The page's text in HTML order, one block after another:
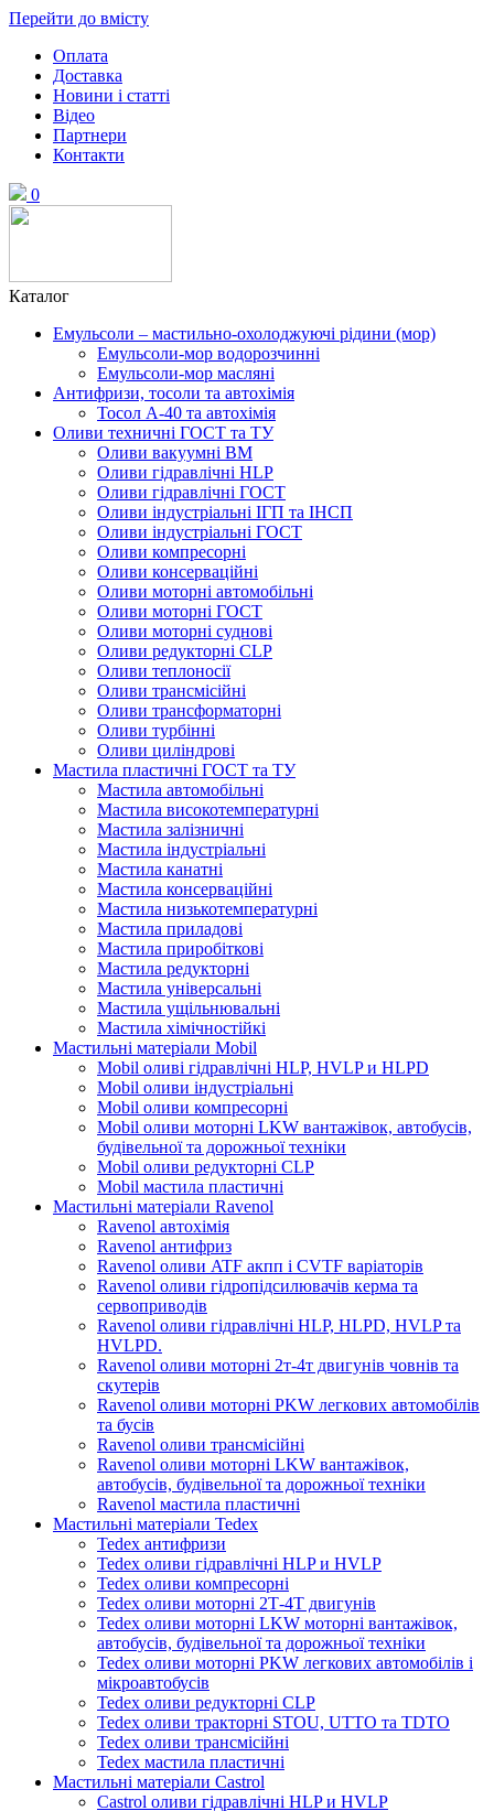
Перейти до вмісту
Оплата
Доставка
Новини і статті
Відео
Партнери
Контакти
0
Каталог
Емульсоли – мастильно-охолоджуючі рідини (мор)
Емульсоли-мор водорозчинні
Емульсоли-мор масляні
Антифризи, тосоли та автохімія
Тосол А-40 та автохімія
Оливи техничні ГОСТ та ТУ
Оливи вакуумні ВМ
Оливи гідравлічні HLP
Оливи гідравлічні ГОСТ
Оливи індустріальні ІГП та ІНСП
Оливи індустріальні ГОСТ
Оливи компресорні
Оливи консерваційні
Оливи моторні автомобільні
Оливи моторні ГОСТ
Оливи моторні суднові
Оливи редукторні CLP
Оливи теплоносії
Оливи трансмісійні
Оливи трансформаторні
Оливи турбінні
Оливи циліндрові
Мастила пластичні ГОСТ та ТУ
Мастила автомобільні
Мастила високотемпературні
Мастила залізничні
Мастила індустріальні
Мастила канатні
Мастила консерваційні
Мастила низькотемпературні
Мастила приладові
Мастила приробіткові
Мастила редукторні
Мастила універсальні
Мастила ущільнювальні
Мастила хімічностійкі
Мастильні матеріали Mobil
Mobil оливі гідравлічні HLP, HVLP и HLPD
Mobil оливи індустріальні
Mobil оливи компресорні
Mobil оливи моторні LKW вантажівок, автобусів,
будівельної та дорожньої техніки
Mobil оливи редукторні CLP
Mobil мастила пластичні
Мастильні матеріали Ravenol
Ravenol автохімія
Ravenol антифриз
Ravenol оливи ATF акпп і CVTF варіаторів
Ravenol оливи гідропідсилювачів керма та
сервоприводів
Ravenol оливи гідравлічні HLP, HLPD, HVLP та
HVLPD.
Ravenol оливи моторні 2т-4т двигунів човнів та
скутерів
Ravenol оливи моторні PKW легкових автомобілів
та бусів
Ravenol оливи трансмісійні
Ravenol оливи моторні LKW вантажівок,
автобусів, будівельної та дорожньої техніки
Ravenol мастила пластичні
Мастильні матеріали Tedex
Tedex антифризи
Tedex оливи гідравлічні HLP и HVLP
Tedex оливи компресорні
Tedex оливи моторні 2Т-4Т двигунів
Tedex оливи моторні LKW моторні вантажівок,
автобусів, будівельної та дорожньої техніки
Tedex оливи моторні PKW легкових автомобілів і
мікроавтобусів
Tedex оливи редукторні CLP
Tedex оливи тракторні STOU, UTTO та TDTO
Tedex оливи трансмісійні
Tedex мастила пластичні
Мастильні матеріали Castrol
Castrol оливи гідравлічні HLP и HVLP